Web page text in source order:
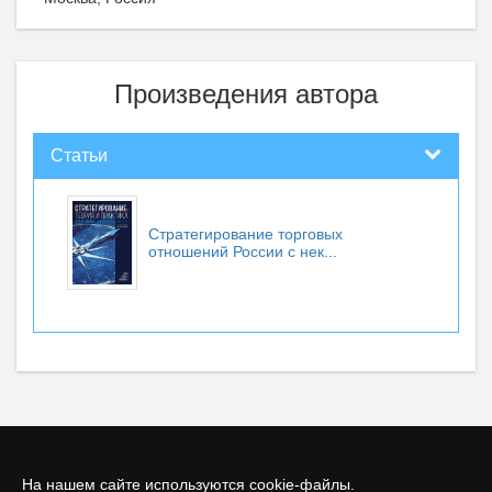
На нашем сайте используются cookie-файлы.
Произведения автора
Статьи
Стратегирование торговых
отношений России с нек...